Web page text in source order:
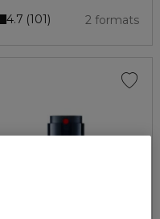
2 formats
4.7 101